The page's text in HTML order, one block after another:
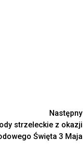
Następny
strzeleckie z okazji
Święta 3 Maja